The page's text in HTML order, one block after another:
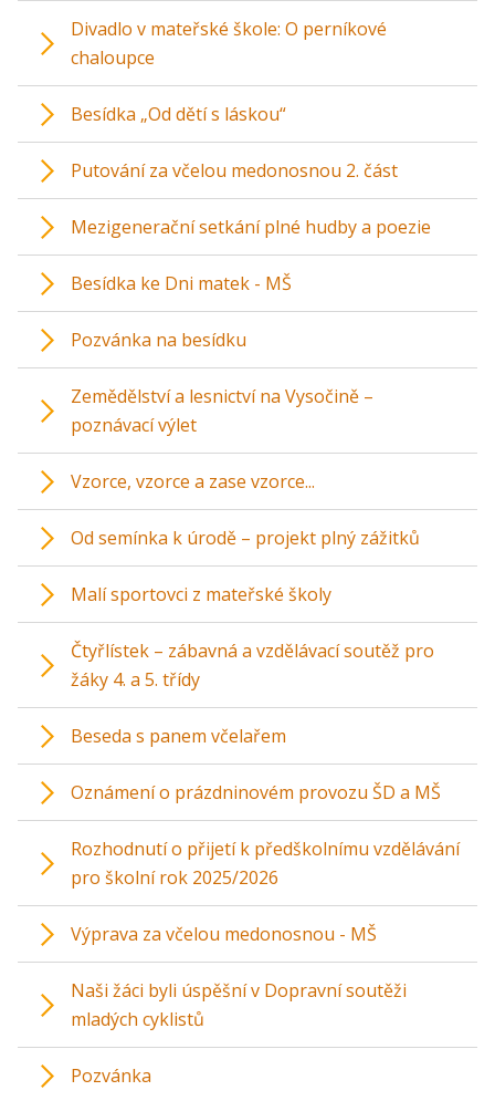
Divadlo v mateřské škole: O perníkové
chaloupce
Besídka „Od dětí s láskou“
Putování za včelou medonosnou 2. část
Mezigenerační setkání plné hudby a poezie
Besídka ke Dni matek - MŠ
Pozvánka na besídku
Zemědělství a lesnictví na Vysočině –
poznávací výlet
Vzorce, vzorce a zase vzorce...
Od semínka k úrodě – projekt plný zážitků
Malí sportovci z mateřské školy
Čtyřlístek – zábavná a vzdělávací soutěž pro
žáky 4. a 5. třídy
Beseda s panem včelařem
Oznámení o prázdninovém provozu ŠD a MŠ
Rozhodnutí o přijetí k předškolnímu vzdělávání
pro školní rok 2025/2026
Výprava za včelou medonosnou - MŠ
Naši žáci byli úspěšní v Dopravní soutěži
mladých cyklistů
Pozvánka